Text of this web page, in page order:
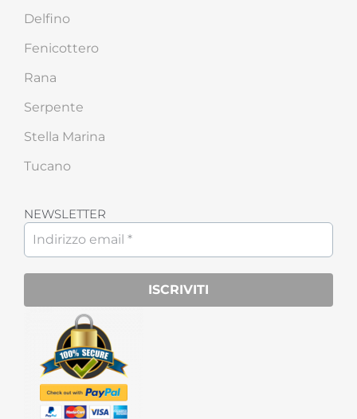
Delfino
Fenicottero
Rana
Serpente
Stella Marina
Tucano
NEWSLETTER